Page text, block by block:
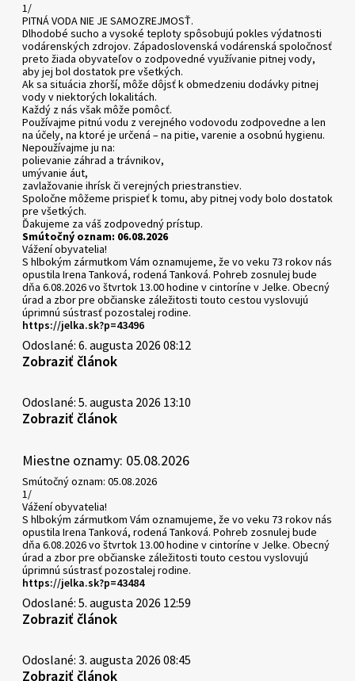
1/
PITNÁ VODA NIE JE SAMOZREJMOSŤ.
Dlhodobé sucho a vysoké teploty spôsobujú pokles výdatnosti
vodárenských zdrojov. Západoslovenská vodárenská spoločnosť
preto žiada obyvateľov o zodpovedné využívanie pitnej vody,
aby jej bol dostatok pre všetkých.
Ak sa situácia zhorší, môže dôjsť k obmedzeniu dodávky pitnej
vody v niektorých lokalitách.
Každý z nás však môže pomôcť.
Používajme pitnú vodu z verejného vodovodu zodpovedne a len
na účely, na ktoré je určená – na pitie, varenie a osobnú hygienu.
Nepoužívajme ju na:
polievanie záhrad a trávnikov,
umývanie áut,
zavlažovanie ihrísk či verejných priestranstiev.
Spoločne môžeme prispieť k tomu, aby pitnej vody bolo dostatok
pre všetkých.
Ďakujeme za váš zodpovedný prístup.
Smútočný oznam: 06.08.2026
Vážení obyvatelia!
S hlbokým zármutkom Vám oznamujeme, že vo veku 73 rokov nás
opustila Irena Tanková, rodená Tanková. Pohreb zosnulej bude
dňa 6.08.2026 vo štvrtok 13.00 hodine v cintoríne v Jelke. Obecný
úrad a zbor pre občianske záležitosti touto cestou vyslovujú
úprimnú sústrasť pozostalej rodine.
https://jelka.sk?p=43496
Odoslané: 6. augusta 2026 08:12
Zobraziť článok
Odoslané: 5. augusta 2026 13:10
Zobraziť článok
Miestne oznamy: 05.08.2026
Smútočný oznam: 05.08.2026
1/
Vážení obyvatelia!
S hlbokým zármutkom Vám oznamujeme, že vo veku 73 rokov nás
opustila Irena Tanková, rodená Tanková. Pohreb zosnulej bude
dňa 6.08.2026 vo štvrtok 13.00 hodine v cintoríne v Jelke. Obecný
úrad a zbor pre občianske záležitosti touto cestou vyslovujú
úprimnú sústrasť pozostalej rodine.
https://jelka.sk?p=43484
Odoslané: 5. augusta 2026 12:59
Zobraziť článok
Odoslané: 3. augusta 2026 08:45
Zobraziť článok